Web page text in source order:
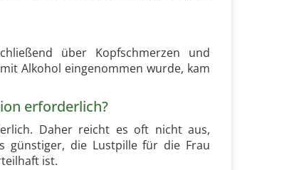
über Kopfschmerzen und
Alkohol eingenommen wurde, kam
erforderlich?
Daher reicht es oft nicht aus,
günstiger, die Lustpille für die Frau
ist.